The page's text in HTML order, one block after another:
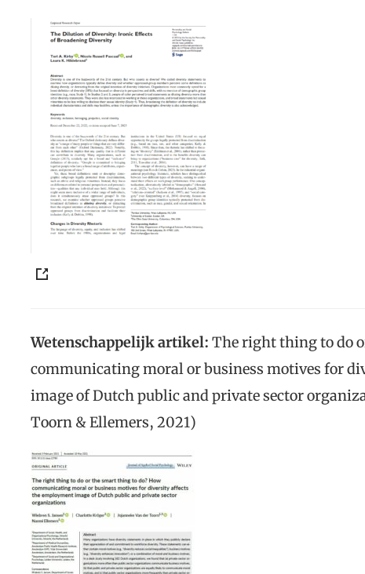
Wetenschappelijk artikel: The right thing to do
communicating moral or business motives for
image of Dutch public and private sector
Toorn & Ellemers, 2021)